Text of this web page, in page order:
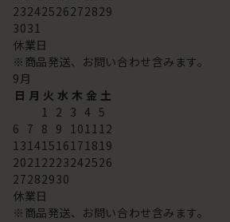
23242526272829
3031
休業日
※商品発送、お問い合わせ含みます。
9月
日 月 火 水 木 金 土
1 2 3 4 5
6 7 8 9 101112
13141516171819
20212223242526
27282930
休業日
※商品発送、お問い合わせ含みます。